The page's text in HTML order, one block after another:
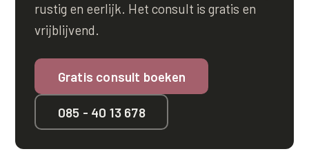
rustig en eerlijk. Het consult is gratis en
vrijblijvend.
Gratis consult boeken
085 - 40 13 678